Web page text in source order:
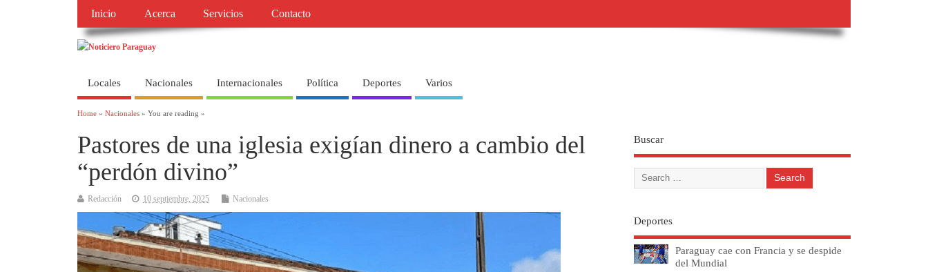
Inicio Acerca Servicios Contacto
Locales Nacionales Internacionales Política Deportes Varios
Home » Nacionales » You are reading »
Pastores de una iglesia exigían dinero a cambio del
“perdón divino”
Redacción 10 septiembre, 2025 Nacionales
Buscar
Deportes
Paraguay cae con Francia y se despide
del Mundial